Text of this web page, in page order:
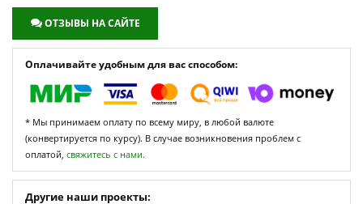
ОТЗЫВЫ НА САЙТЕ
Оплачивайте удобным для вас способом:
* Мы принимаем оплату по всему миру, в любой валюте
(конвертируется по курсу). В случае возникновения проблем с
оплатой, свяжитесь с нами.
Другие наши проекты: